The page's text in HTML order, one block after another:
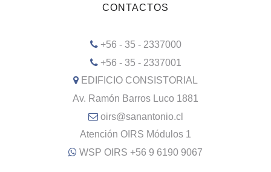
CONTACTOS
+56 - 35 - 2337000
+56 - 35 - 2337001
EDIFICIO CONSISTORIAL
Av. Ramón Barros Luco 1881
oirs@sanantonio.cl
Atención OIRS Módulos 1
WSP OIRS +56 9 6190 9067